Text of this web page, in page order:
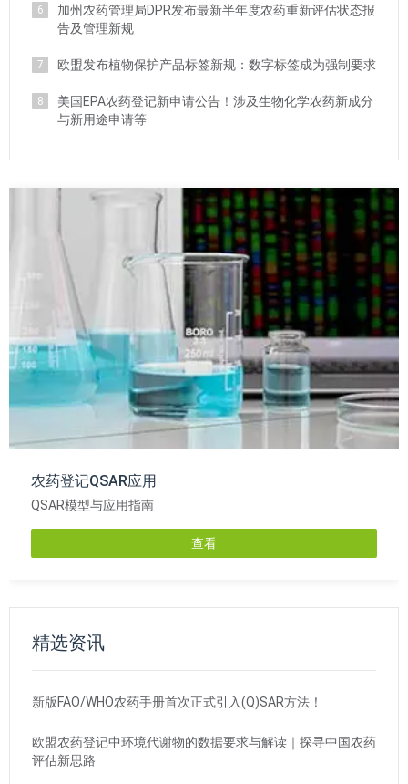
6
加州农药管理局DPR发布最新半年度农药重新评估状态报
告及管理新规
7 欧盟发布植物保护产品标签新规：数字标签成为强制要求
8
美国EPA农药登记新申请公告！涉及生物化学农药新成分
与新用途申请等
农药登记QSAR应用
QSAR模型与应用指南
查看
精选资讯
新版FAO/WHO农药手册首次正式引入(Q)SAR方法！
欧盟农药登记中环境代谢物的数据要求与解读｜探寻中国农药
评估新思路